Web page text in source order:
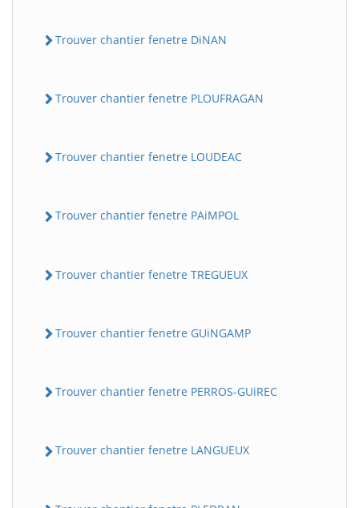
Trouver chantier fenetre DiNAN
Trouver chantier fenetre PLOUFRAGAN
Trouver chantier fenetre LOUDEAC
Trouver chantier fenetre PAiMPOL
Trouver chantier fenetre TREGUEUX
Trouver chantier fenetre GUiNGAMP
Trouver chantier fenetre PERROS-GUiREC
Trouver chantier fenetre LANGUEUX